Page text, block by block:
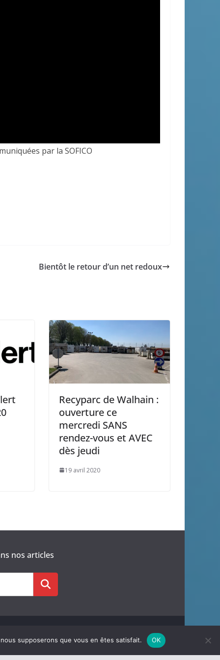
par la SOFICO
Bientôt le retour d’un net redoux
Recyparc de Walhain :
ouverture ce
mercredi SANS
rendez-vous et AVEC
dès jeudi
19 avril 2020
nos articles
supposerons que vous en êtes satisfait. OK